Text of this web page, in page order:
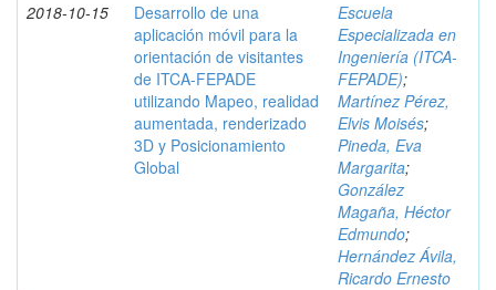
2018-10-15
Desarrollo de una
aplicación móvil para la
orientación de visitantes
de ITCA-FEPADE
utilizando Mapeo, realidad
aumentada, renderizado
3D y Posicionamiento
Global
Escuela
Especializada en
Ingeniería (ITCA-
FEPADE);
Martínez Pérez,
Elvis Moisés;
Pineda, Eva
Margarita;
González
Magaña, Héctor
Edmundo;
Hernández Ávila,
Ricardo Ernesto